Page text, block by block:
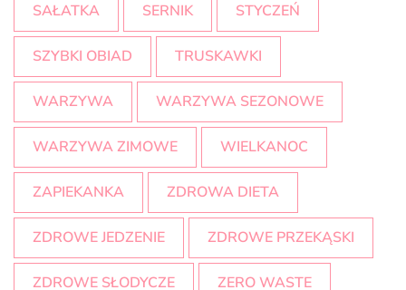
SAŁATKA SERNIK STYCZEŃ
SZYBKI OBIAD TRUSKAWKI
WARZYWA WARZYWA SEZONOWE
WARZYWA ZIMOWE WIELKANOC
ZAPIEKANKA ZDROWA DIETA
ZDROWE JEDZENIE ZDROWE PRZEKĄSKI
ZDROWE SŁODYCZE ZERO WASTE